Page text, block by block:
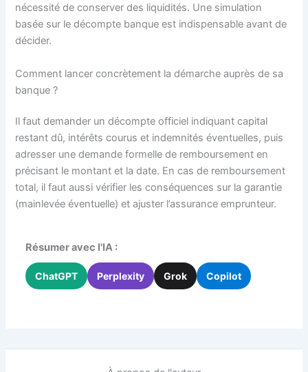
nécessité de conserver des liquidités. Une simulation
basée sur le décompte banque est indispensable avant de
décider.
Comment lancer concrètement la démarche auprès de sa
banque ?
Il faut demander un décompte officiel indiquant capital
restant dû, intérêts courus et indemnités éventuelles, puis
adresser une demande formelle de remboursement en
précisant le montant et la date. En cas de remboursement
total, il faut aussi vérifier les conséquences sur la garantie
(mainlevée éventuelle) et ajuster l’assurance emprunteur.
Résumer avec l'IA :
ChatGPT Perplexity Grok Copilot